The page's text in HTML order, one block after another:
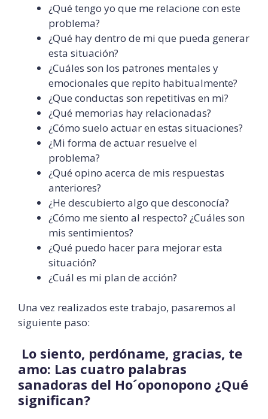
¿Qué tengo yo que me relacione con este
problema?
¿Qué hay dentro de mi que pueda generar
esta situación?
¿Cuáles son los patrones mentales y
emocionales que repito habitualmente?
¿Que conductas son repetitivas en mi?
¿Qué memorias hay relacionadas?
¿Cómo suelo actuar en estas situaciones?
¿Mi forma de actuar resuelve el
problema?
¿Qué opino acerca de mis respuestas
anteriores?
¿He descubierto algo que desconocía?
¿Cómo me siento al respecto? ¿Cuáles son
mis sentimientos?
¿Qué puedo hacer para mejorar esta
situación?
¿Cuál es mi plan de acción?
Una vez realizados este trabajo, pasaremos al
siguiente paso:
Lo siento, perdóname, gracias, te
amo: Las cuatro palabras
sanadoras del Ho´oponopono ¿Qué
significan?